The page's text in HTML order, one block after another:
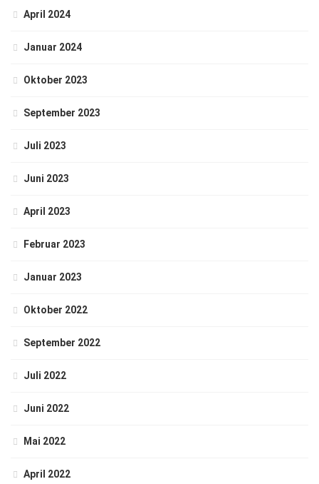
April 2024
Januar 2024
Oktober 2023
September 2023
Juli 2023
Juni 2023
April 2023
Februar 2023
Januar 2023
Oktober 2022
September 2022
Juli 2022
Juni 2022
Mai 2022
April 2022